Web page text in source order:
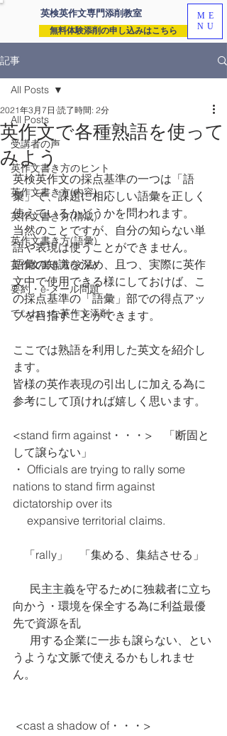
英検英作文専門添削教室
無料体験添削の申し込みはこちら
ME
NU
記事
All Posts
受講者の声
英作文書き方のヒント
英作文書き方(内容)
英作文書き方(構成)
英作文書き方(語彙)
英作文書き方(文法)
要約・e-メール問題
ていねいな英作文添削
All Posts
英作文で各種熟語を使って
みよう
2021年3月7日 読了時間: 2分
英検英作文の採点基準の一つは「語
彙」で、課題に相応しい語彙を正しく
使えているかどうかを問われます。
当然のことですが、自分の知らない単
語や表現は使うことができません。
語彙の知識を深め、且つ、実際に英作
文中で使用できる様にしておけば、こ
の採点基準の「語彙」部での得点アッ
プを目指すことができます。
ここでは熟語を利用した英文を紹介し
ます。
皆様の英作表現の引出しに加える為に
参考にして頂ければ嬉しく思います。
<stand firm against・・・>    「断固と
して譲らない」
・ Officials are trying to rally some
nations to stand firm against
dictatorship over its
     expansive territorial claims.
    「rally」    「集める、集結させる」
向かう・環境を保全する為に利益最優
先で資源を乱
用する企業に一歩も譲らない、とい
うような文脈で使えるかもしれませ
ん。